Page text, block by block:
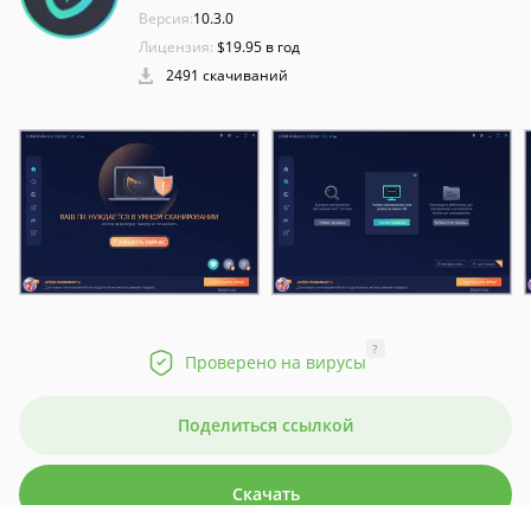
Версия:10.3.0
Лицензия: $19.95 в год
2491 скачиваний
Проверено на вирусы
?
Поделиться ссылкой
Скачать